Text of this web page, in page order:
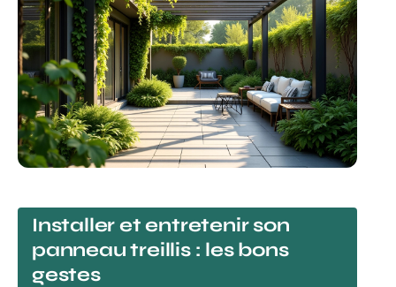
Installer et entretenir son
panneau treillis : les bons
gestes